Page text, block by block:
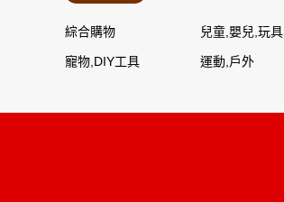
綜合購物 兒童,嬰兒,玩具
寵物,DIY工具 運動,戶外